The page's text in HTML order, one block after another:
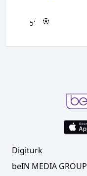
5'
Digiturk
beIN MEDIA GROUP